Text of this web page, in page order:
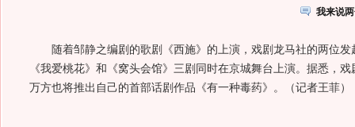
我来说
随着邹静之编剧的歌剧《西施》的上演，戏剧龙马社的两位发
《我爱桃花》和《窝头会馆》三剧同时在京城舞台上演。据悉，
万方也将推出自己的首部话剧作品《有一种毒药》。（记者王菲）